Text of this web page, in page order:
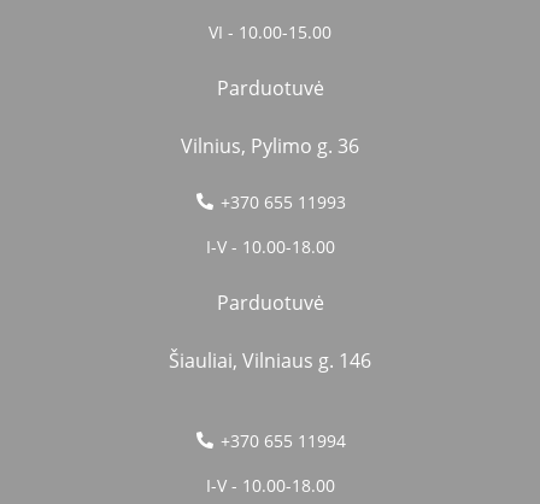
VI - 10.00-15.00
Parduotuvė
Vilnius, Pylimo g. 36
+370 655 11993
I-V - 10.00-18.00
Parduotuvė
Šiauliai, Vilniaus g. 146
+370 655 11994
I-V - 10.00-18.00